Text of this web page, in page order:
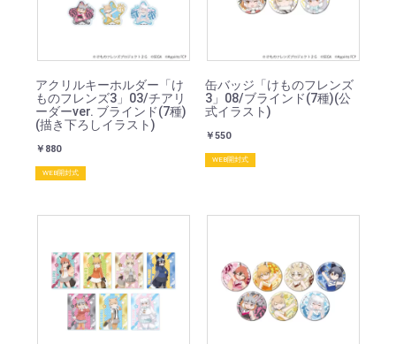
アクリルキーホルダー「け
ものフレンズ3」03/チアリ
ーダーver. ブラインド(7種)
(描き下ろしイラスト)
￥880
WEB開封式
缶バッジ「けものフレンズ
3」08/ブラインド(7種)(公
式イラスト)
￥550
WEB開封式